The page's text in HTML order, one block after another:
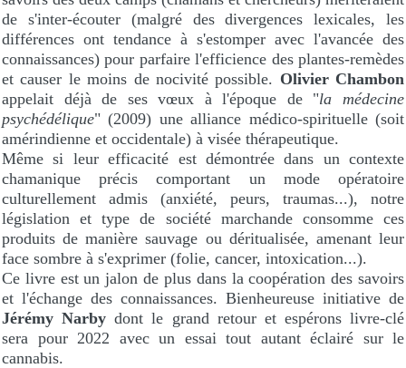
de s'inter-écouter (malgré des divergences lexicales, les
différences ont tendance à s'estomper avec l'avancée des
connaissances) pour parfaire l'efficience des plantes-remèdes
et causer le moins de nocivité possible. Olivier Chambon
appelait déjà de ses vœux à l'époque de "la médecine
psychédélique" (2009) une alliance médico-spirituelle (soit
amérindienne et occidentale) à visée thérapeutique.
Même si leur efficacité est démontrée dans un contexte
chamanique précis comportant un mode opératoire
culturellement admis (anxiété, peurs, traumas...), notre
législation et type de société marchande consomme ces
produits de manière sauvage ou déritualisée, amenant leur
face sombre à s'exprimer (folie, cancer, intoxication...).
Ce livre est un jalon de plus dans la coopération des savoirs
et l'échange des connaissances. Bienheureuse initiative de
Jérémy Narby dont le grand retour et espérons livre-clé
sera pour 2022 avec un essai tout autant éclairé sur le
cannabis.